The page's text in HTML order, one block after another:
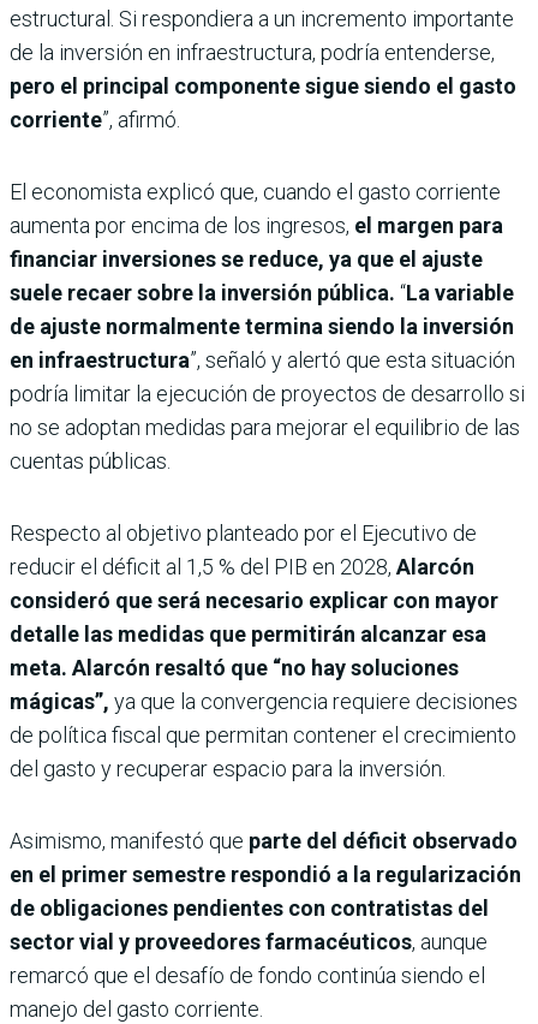
estructural. Si respondiera a un incremento importante
de la inversión en infraestructura, podría entenderse,
pero el principal componente sigue siendo el gasto
corriente”, afirmó.
El economista explicó que, cuando el gasto corriente
aumenta por encima de los ingresos, el margen para
financiar inversiones se reduce, ya que el ajuste
suele recaer sobre la inversión pública. “La variable
de ajuste normalmente termina siendo la inversión
en infraestructura”, señaló y alertó que esta situación
podría limitar la ejecución de proyectos de desarrollo si
no se adoptan medidas para mejorar el equilibrio de las
cuentas públicas.
Respecto al objetivo planteado por el Ejecutivo de
reducir el déficit al 1,5 % del PIB en 2028, Alarcón
consideró que será necesario explicar con mayor
detalle las medidas que permitirán alcanzar esa
meta. Alarcón resaltó que “no hay soluciones
mágicas”, ya que la convergencia requiere decisiones
de política fiscal que permitan contener el crecimiento
del gasto y recuperar espacio para la inversión.
Asimismo, manifestó que parte del déficit observado
en el primer semestre respondió a la regularización
de obligaciones pendientes con contratistas del
sector vial y proveedores farmacéuticos, aunque
remarcó que el desafío de fondo continúa siendo el
manejo del gasto corriente.